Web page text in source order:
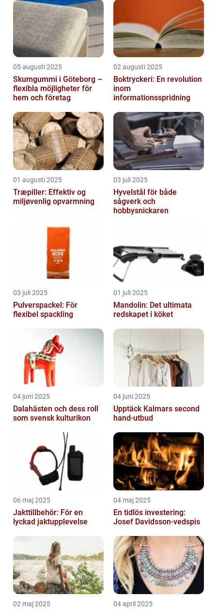
05 augusti 2025
Skumgummi i Göteborg –
flexibla möjligheter för
hem och företag
02 augusti 2025
Boktryckeri: En revolution
inom
informationsspridning
01 augusti 2025
Træpiller: Effektiv og
miljøvenlig opvarmning
03 juli 2025
Hyvelstål för både
sågverk och
hobbysnickaren
03 juli 2025
Pulverspackel: För
flexibel spackling
01 juli 2025
Mandolin: Det ultimata
redskapet i köket
04 juni 2025
Dalahästen och dess roll
som svensk kulturikon
04 juni 2025
Upptäck Kalmars second
hand-utbud
06 maj 2025
Jakttillbehör: För en
lyckad jaktupplevelse
04 maj 2025
En tidlös investering:
Josef Davidsson-vedspis
02 maj 2025 04 april 2025